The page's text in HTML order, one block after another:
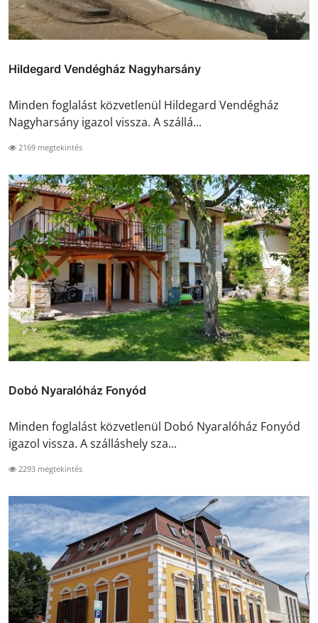
Hildegard Vendégház Nagyharsány
Minden foglalást közvetlenül Hildegard Vendégház
Nagyharsány igazol vissza. A szállá...
2169 megtekintés
Dobó Nyaralóház Fonyód
Minden foglalást közvetlenül Dobó Nyaralóház Fonyód
igazol vissza. A szálláshely sza...
2293 megtekintés